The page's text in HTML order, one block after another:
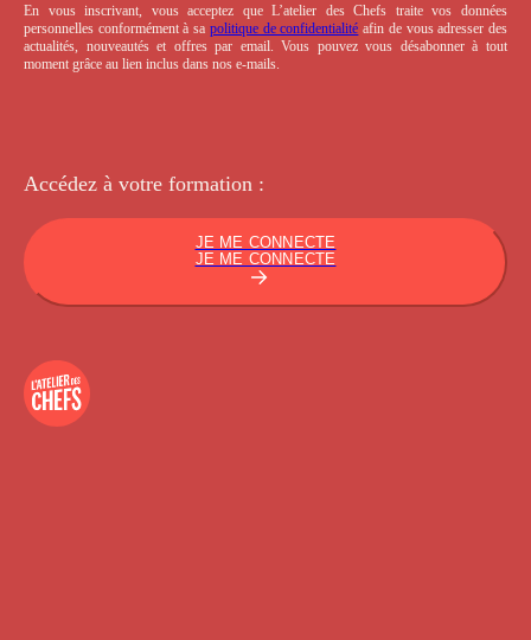
En vous inscrivant, vous acceptez que L’atelier des Chefs traite vos données
personnelles conformément à sa politique de confidentialité afin de vous adresser des
actualités, nouveautés et offres par email. Vous pouvez vous désabonner à tout
moment grâce au lien inclus dans nos e-mails.
Accédez à votre formation :
JE ME CONNECTE
JE ME CONNECTE